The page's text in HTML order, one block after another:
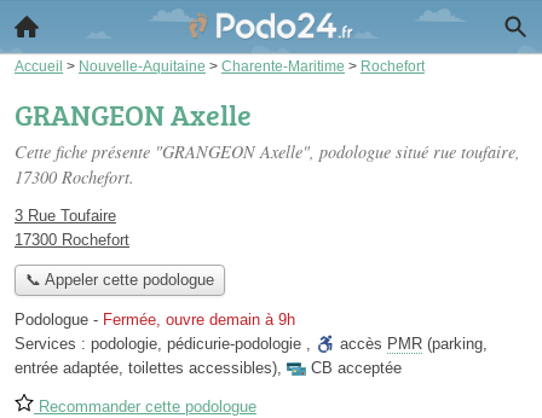
Accueil > Nouvelle-Aquitaine > Charente-Maritime > Rochefort
GRANGEON Axelle
Cette fiche présente "GRANGEON Axelle", podologue situé rue toufaire,
17300 Rochefort.
3 Rue Toufaire
17300 Rochefort
📞 Appeler cette podologue
Podologue - Fermée, ouvre demain à 9h
Services : podologie, pédicurie-podologie , accès PMR (parking,
entrée adaptée, toilettes accessibles), CB acceptée
Recommander cette podologue